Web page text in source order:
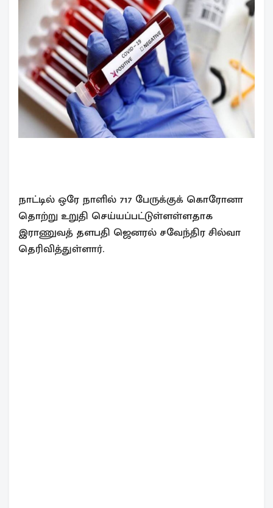
நாட்டில் ஒரே நாளில் 717 பேருக்குக் கொரோனா
தொற்று உறுதி செய்யப்பட்டுள்ளள்ளதாக
இராணுவத் தளபதி ஜெனரல் சவேந்திர சில்வா
தெரிவித்துள்ளார்.